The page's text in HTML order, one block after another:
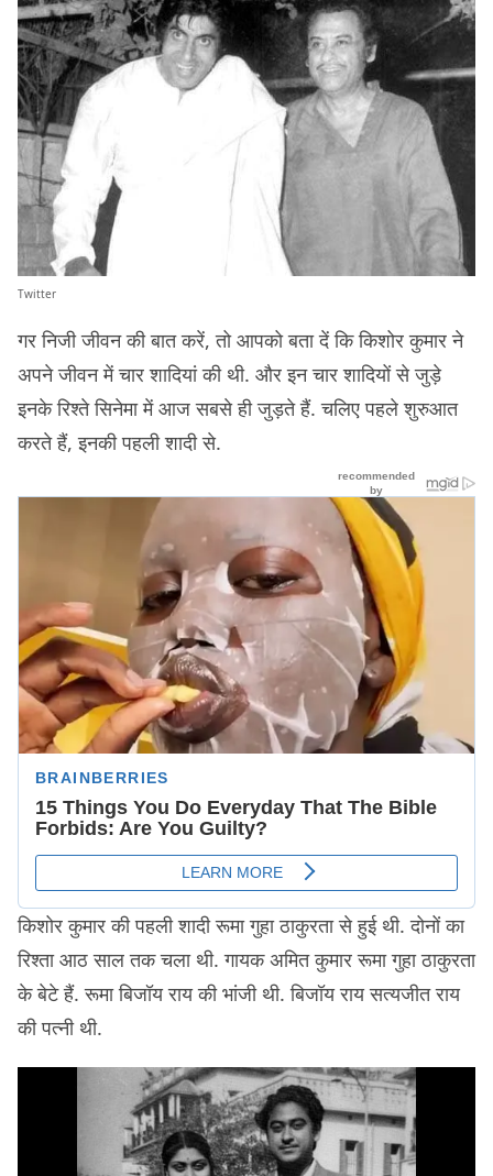
Twitter
गर निजी जीवन की बात करें, तो आपको बता दें कि किशोर कुमार ने
अपने जीवन में चार शादियां की थी. और इन चार शादियों से जुड़े
इनके रिश्ते सिनेमा में आज सबसे ही जुड़ते हैं. चलिए पहले शुरुआत
करते हैं, इनकी पहली शादी से.
किशोर कुमार की पहली शादी रूमा गुहा ठाकुरता से हुई थी. दोनों का
रिश्ता आठ साल तक चला थी. गायक अमित कुमार रूमा गुहा ठाकुरता
के बेटे हैं. रूमा बिजॉय राय की भांजी थी. बिजॉय राय सत्यजीत राय
की पत्नी थी.